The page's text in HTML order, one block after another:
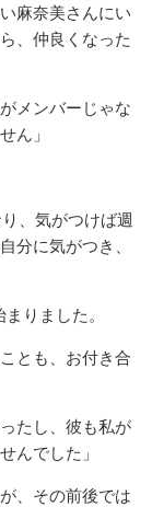
麻奈美さんにい
、仲良くなった
メンバーじゃな
ん」
、気がつけば週
分に気がつき、
りました。
とも、お付き合
たし、彼も私が
んでした」
、その前後では